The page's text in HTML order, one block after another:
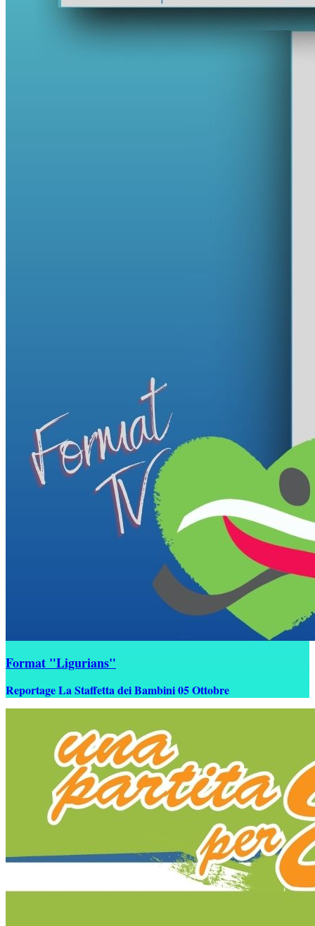
Format "Ligurians"
Reportage La Staffetta dei Bambini 05 Ottobre